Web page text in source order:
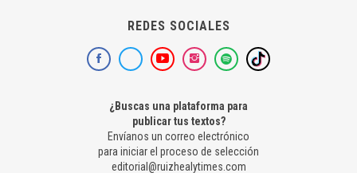
REDES SOCIALES
¿Buscas una plataforma para
publicar tus textos?
Envíanos un correo electrónico
para iniciar el proceso de selección
editorial@ruizhealytimes.com